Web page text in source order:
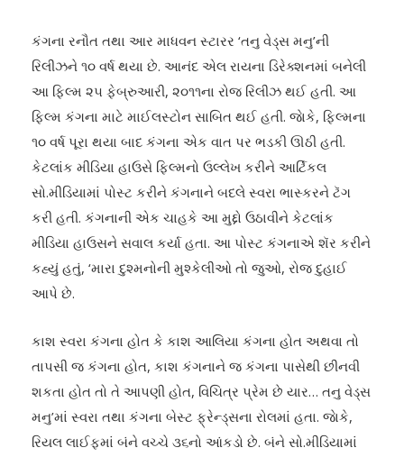
કંગના રનૌત તથા આર માધવન સ્ટારર ‘તનુ વેડ્‌સ મનુ’ની
રિલીઝને ૧૦ વર્ષ થયા છે. આનંદ એલ રાયના ડિરેક્શનમાં બનેલી
આ ફિલ્મ ૨૫ ફેબ્રુઆરી, ૨૦૧૧ના રોજ રિલીઝ થઈ હતી. આ
ફિલ્મ કંગના માટે માઈલસ્ટોન સાબિત થઈ હતી. જાેકે, ફિલ્મના
૧૦ વર્ષ પૂરા થયા બાદ કંગના એક વાત પર ભડકી ઊઠી હતી.
કેટલાંક મીડિયા હાઉસે ફિલ્મનો ઉલ્લેખ કરીને આર્ટિકલ
સો.મીડિયામાં પોસ્ટ કરીને કંગનાને બદલે સ્વરા ભાસ્કરને ટૅગ
કરી હતી. કંગનાની એક ચાહકે આ મુદ્દો ઉઠાવીને કેટલાંક
મીડિયા હાઉસને સવાલ કર્યા હતા. આ પોસ્ટ કંગનાએ શૅર કરીને
કહ્યું હતું, ‘મારા દુશ્મનોની મુશ્કેલીઓ તો જુઓ, રોજ દુહાઈ
આપે છે.
કાશ સ્વરા કંગના હોત કે કાશ આલિયા કંગના હોત અથવા તો
તાપસી જ કંગના હોત, કાશ કંગનાને જ કંગના પાસેથી છીનવી
શકતા હોત તો તે આપણી હોત, વિચિત્ર પ્રેમ છે યાર… તનુ વેડ્‌સ
મનુ’માં સ્વરા તથા કંગના બેસ્ટ ફ્રેન્ડ્‌સના રોલમાં હતા. જાેકે,
રિયલ લાઈફમાં બંને વચ્ચે ૩૬નો આંકડો છે. બંને સો.મીડિયામાં